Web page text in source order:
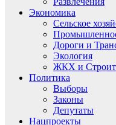
Экономика
Сельское
Дороги и
Экология
ЖКХ и
Политика
Выборы
Законы
Депутаты
Нацпроекты